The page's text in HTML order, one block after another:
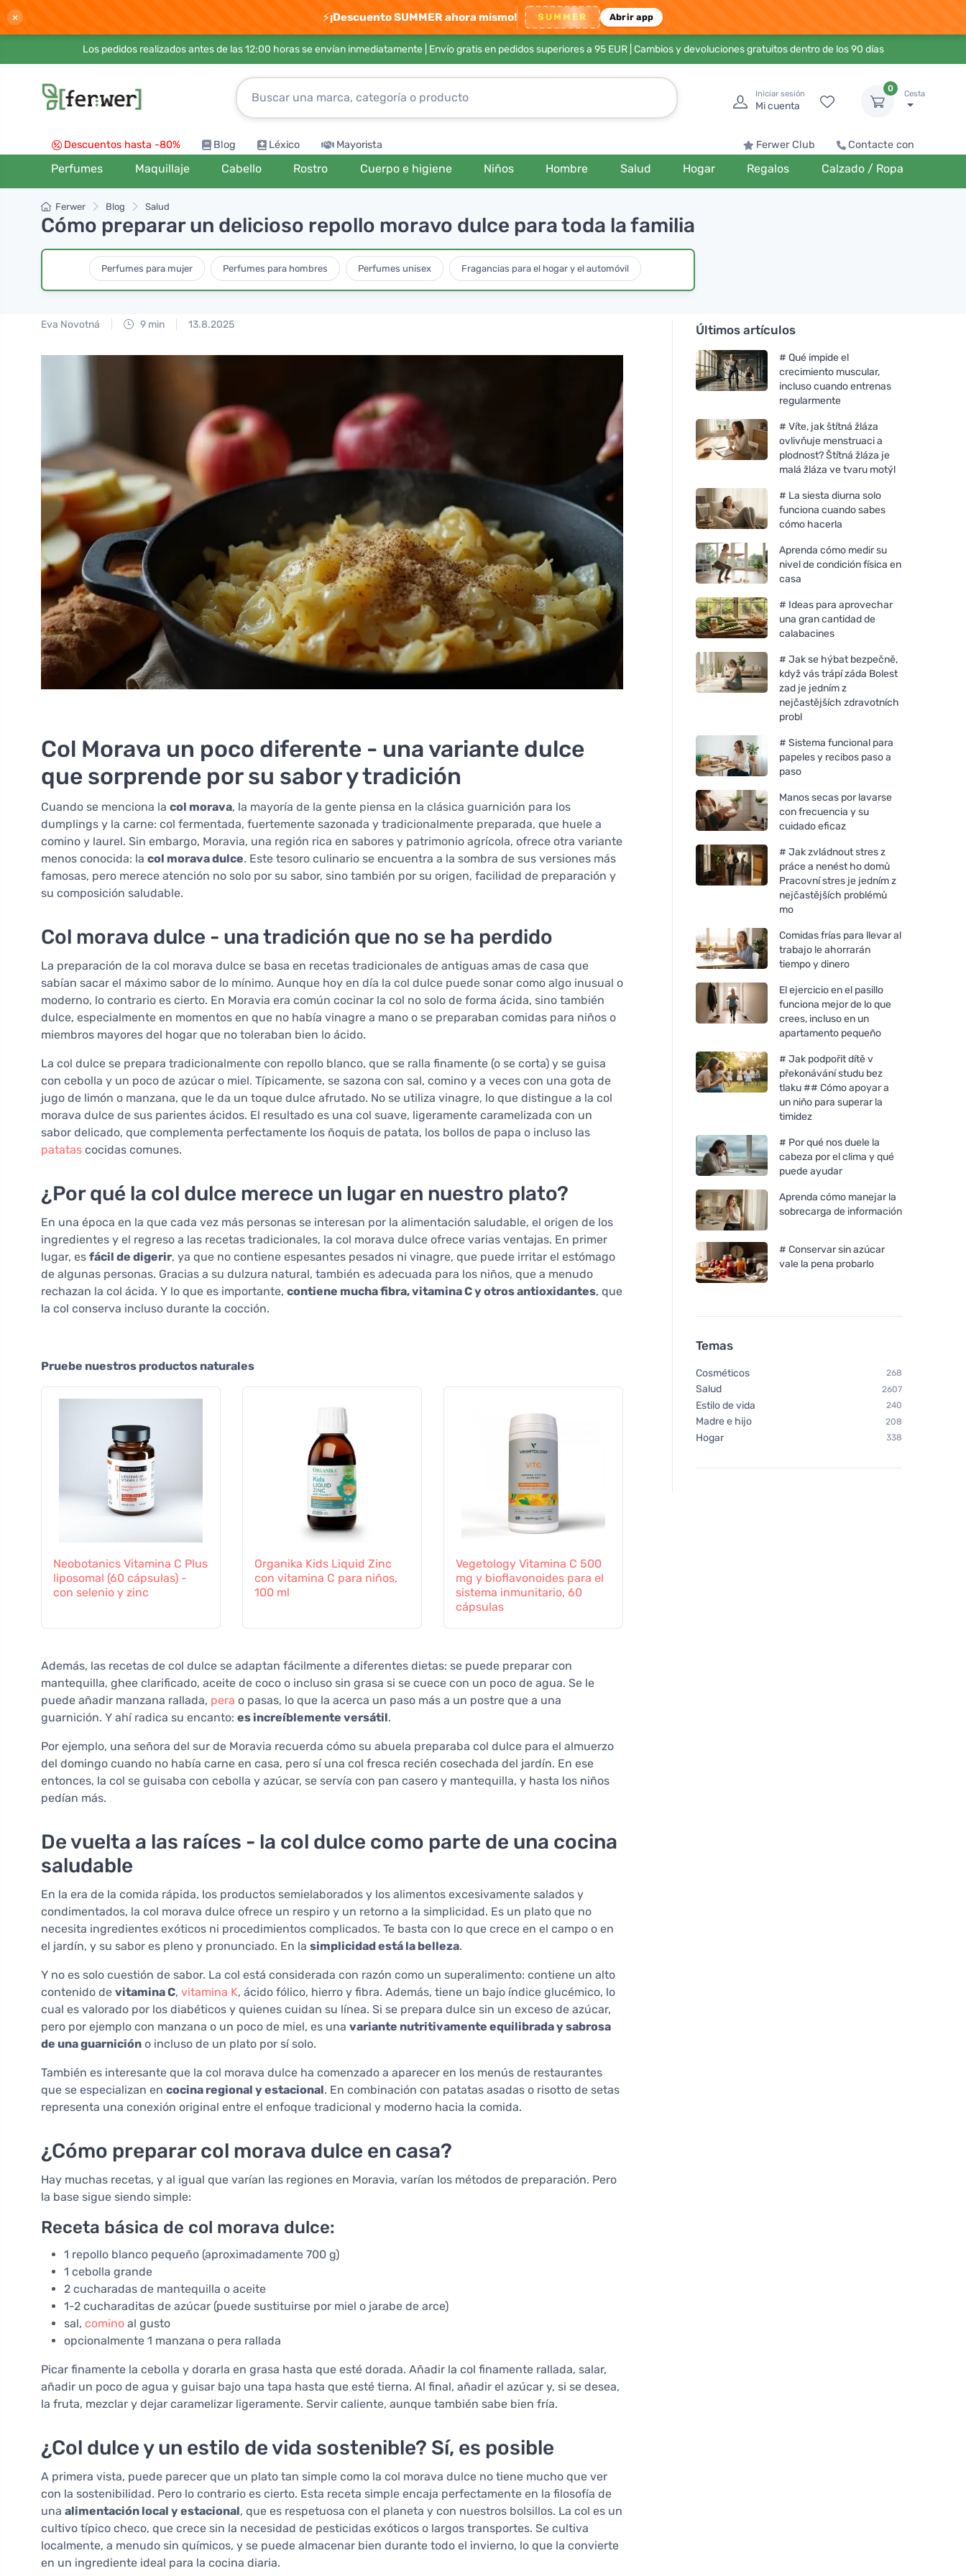
× ⚡¡Descuento SUMMER ahora mismo! SUMMER Abrir app
Los pedidos realizados antes de las 12:00 horas se envían inmediatamente | Envío gratis en pedidos superiores a 95 EUR| Cambios y devoluciones gratuitos dentro de los 90 días
Iniciar sesión
Mi cuenta
0
Cesta
Descuentos hasta -80% Blog Léxico Mayorista Ferwer Club Contacte con
Perfumes Maquillaje Cabello Rostro Cuerpo e higiene Niños Hombre Salud Hogar Regalos Calzado / Ropa
Ferwer Blog Salud
Cómo preparar un delicioso repollo moravo dulce para toda la familia
Perfumes para mujer Perfumes para hombres Perfumes unisex Fragancias para el hogar y el automóvil
Eva Novotná 9 min 13.8.2025
Col Morava un poco diferente - una variante dulce
que sorprende por su sabor y tradición
Cuando se menciona la col morava, la mayoría de la gente piensa en la clásica guarnición para los
dumplings y la carne: col fermentada, fuertemente sazonada y tradicionalmente preparada, que huele a
comino y laurel. Sin embargo, Moravia, una región rica en sabores y patrimonio agrícola, ofrece otra variante
menos conocida: la col morava dulce. Este tesoro culinario se encuentra a la sombra de sus versiones más
famosas, pero merece atención no solo por su sabor, sino también por su origen, facilidad de preparación y
su composición saludable.
Col morava dulce - una tradición que no se ha perdido
La preparación de la col morava dulce se basa en recetas tradicionales de antiguas amas de casa que
sabían sacar el máximo sabor de lo mínimo. Aunque hoy en día la col dulce puede sonar como algo inusual o
moderno, lo contrario es cierto. En Moravia era común cocinar la col no solo de forma ácida, sino también
dulce, especialmente en momentos en que no había vinagre a mano o se preparaban comidas para niños o
miembros mayores del hogar que no toleraban bien lo ácido.
La col dulce se prepara tradicionalmente con repollo blanco, que se ralla finamente (o se corta) y se guisa
con cebolla y un poco de azúcar o miel. Típicamente, se sazona con sal, comino y a veces con una gota de
jugo de limón o manzana, que le da un toque dulce afrutado. No se utiliza vinagre, lo que distingue a la col
morava dulce de sus parientes ácidos. El resultado es una col suave, ligeramente caramelizada con un
sabor delicado, que complementa perfectamente los ñoquis de patata, los bollos de papa o incluso las
patatas cocidas comunes.
¿Por qué la col dulce merece un lugar en nuestro plato?
En una época en la que cada vez más personas se interesan por la alimentación saludable, el origen de los
ingredientes y el regreso a las recetas tradicionales, la col morava dulce ofrece varias ventajas. En primer
lugar, es fácil de digerir, ya que no contiene espesantes pesados ni vinagre, que puede irritar el estómago
de algunas personas. Gracias a su dulzura natural, también es adecuada para los niños, que a menudo
rechazan la col ácida. Y lo que es importante, contiene mucha fibra, vitamina C y otros antioxidantes, que
la col conserva incluso durante la cocción.
Pruebe nuestros productos naturales
Neobotanics Vitamina C Plus
liposomal (60 cápsulas) -
con selenio y zinc
Organika Kids Liquid Zinc
con vitamina C para niños,
100 ml
Vegetology Vitamina C 500
mg y bioflavonoides para el
sistema inmunitario, 60
cápsulas
Además, las recetas de col dulce se adaptan fácilmente a diferentes dietas: se puede preparar con
mantequilla, ghee clarificado, aceite de coco o incluso sin grasa si se cuece con un poco de agua. Se le
puede añadir manzana rallada, pera o pasas, lo que la acerca un paso más a un postre que a una
guarnición. Y ahí radica su encanto: es increíblemente versátil.
Por ejemplo, una señora del sur de Moravia recuerda cómo su abuela preparaba col dulce para el almuerzo
del domingo cuando no había carne en casa, pero sí una col fresca recién cosechada del jardín. En ese
entonces, la col se guisaba con cebolla y azúcar, se servía con pan casero y mantequilla, y hasta los niños
pedían más.
De vuelta a las raíces - la col dulce como parte de una cocina
saludable
En la era de la comida rápida, los productos semielaborados y los alimentos excesivamente salados y
condimentados, la col morava dulce ofrece un respiro y un retorno a la simplicidad. Es un plato que no
necesita ingredientes exóticos ni procedimientos complicados. Te basta con lo que crece en el campo o en
el jardín, y su sabor es pleno y pronunciado. En la simplicidad está la belleza.
Y no es solo cuestión de sabor. La col está considerada con razón como un superalimento: contiene un alto
contenido de vitamina C, vitamina K, ácido fólico, hierro y fibra. Además, tiene un bajo índice glucémico, lo
cual es valorado por los diabéticos y quienes cuidan su línea. Si se prepara dulce sin un exceso de azúcar,
pero por ejemplo con manzana o un poco de miel, es una variante nutritivamente equilibrada y sabrosa
de una guarnición o incluso de un plato por sí solo.
También es interesante que la col morava dulce ha comenzado a aparecer en los menús de restaurantes
que se especializan en cocina regional y estacional. En combinación con patatas asadas o risotto de setas
representa una conexión original entre el enfoque tradicional y moderno hacia la comida.
¿Cómo preparar col morava dulce en casa?
Hay muchas recetas, y al igual que varían las regiones en Moravia, varían los métodos de preparación. Pero
la base sigue siendo simple:
Receta básica de col morava dulce:
1 repollo blanco pequeño (aproximadamente 700 g)
1 cebolla grande
2 cucharadas de mantequilla o aceite
1-2 cucharaditas de azúcar (puede sustituirse por miel o jarabe de arce)
sal, comino al gusto
opcionalmente 1 manzana o pera rallada
Picar finamente la cebolla y dorarla en grasa hasta que esté dorada. Añadir la col finamente rallada, salar,
añadir un poco de agua y guisar bajo una tapa hasta que esté tierna. Al final, añadir el azúcar y, si se desea,
la fruta, mezclar y dejar caramelizar ligeramente. Servir caliente, aunque también sabe bien fría.
¿Col dulce y un estilo de vida sostenible? Sí, es posible
A primera vista, puede parecer que un plato tan simple como la col morava dulce no tiene mucho que ver
con la sostenibilidad. Pero lo contrario es cierto. Esta receta simple encaja perfectamente en la filosofía de
una alimentación local y estacional, que es respetuosa con el planeta y con nuestros bolsillos. La col es un
cultivo típico checo, que crece sin la necesidad de pesticidas exóticos o largos transportes. Se cultiva
localmente, a menudo sin químicos, y se puede almacenar bien durante todo el invierno, lo que la convierte
en un ingrediente ideal para la cocina diaria.
Últimos artículos
# Qué impide el
crecimiento muscular,
incluso cuando entrenas
regularmente
# Víte, jak štítná žláza
ovlivňuje menstruaci a
plodnost? Štítná žláza je
malá žláza ve tvaru motýl
# La siesta diurna solo
funciona cuando sabes
cómo hacerla
Aprenda cómo medir su
nivel de condición física en
casa
# Ideas para aprovechar
una gran cantidad de
calabacines
# Jak se hýbat bezpečně,
když vás trápí záda Bolest
zad je jedním z
nejčastějších zdravotních
probl
# Sistema funcional para
papeles y recibos paso a
paso
Manos secas por lavarse
con frecuencia y su
cuidado eficaz
# Jak zvládnout stres z
práce a nenést ho domů
Pracovní stres je jedním z
nejčastějších problémů
mo
Comidas frías para llevar al
trabajo le ahorrarán
tiempo y dinero
El ejercicio en el pasillo
funciona mejor de lo que
crees, incluso en un
apartamento pequeño
# Jak podpořit dítě v
překonávání studu bez
tlaku ## Cómo apoyar a
un niño para superar la
timidez
# Por qué nos duele la
cabeza por el clima y qué
puede ayudar
Aprenda cómo manejar la
sobrecarga de información
# Conservar sin azúcar
vale la pena probarlo
Temas
Cosméticos 268
Salud 2607
Estilo de vida 240
Madre e hijo 208
Hogar 338